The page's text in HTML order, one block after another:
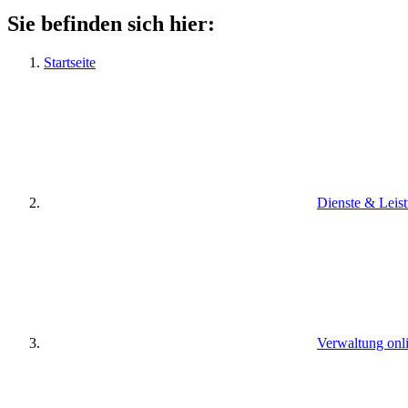
Sie befinden sich hier:
Startseite
Dienste &
Verwaltung